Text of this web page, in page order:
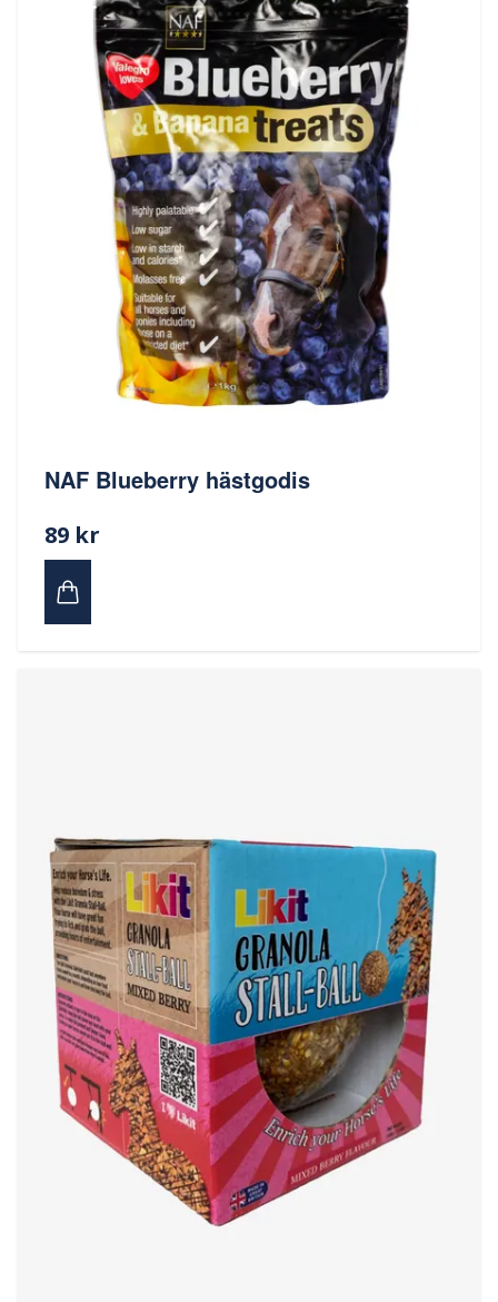
NAF Blueberry hästgodis
89 kr